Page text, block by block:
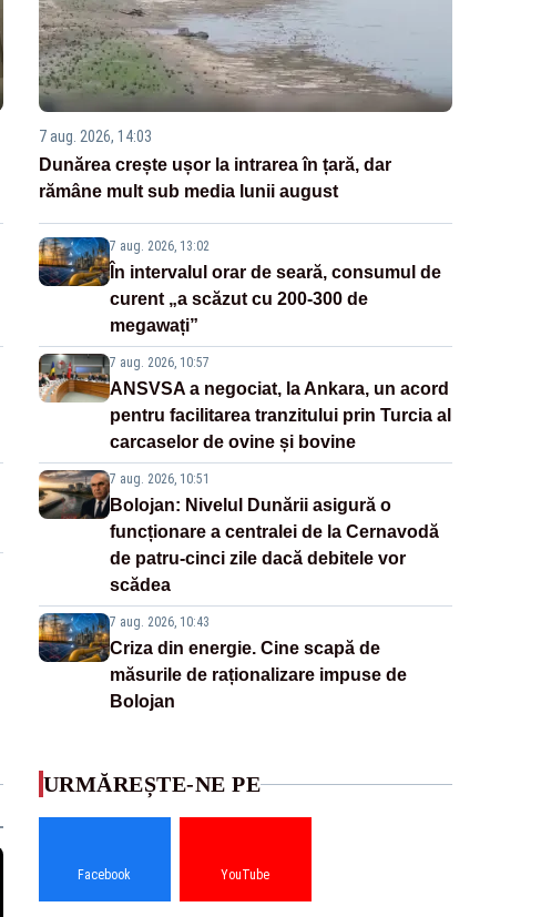
7 aug. 2026, 14:03
Dunărea crește ușor la intrarea în țară, dar
rămâne mult sub media lunii august
7 aug. 2026, 13:02
În intervalul orar de seară, consumul de
curent „a scăzut cu 200-300 de
megawați”
7 aug. 2026, 10:57
ANSVSA a negociat, la Ankara, un acord
pentru facilitarea tranzitului prin Turcia al
carcaselor de ovine și bovine
7 aug. 2026, 10:51
Bolojan: Nivelul Dunării asigură o
funcționare a centralei de la Cernavodă
de patru-cinci zile dacă debitele vor
scădea
7 aug. 2026, 10:43
Criza din energie. Cine scapă de
măsurile de raționalizare impuse de
Bolojan
URMĂREȘTE-NE PE
Facebook YouTube